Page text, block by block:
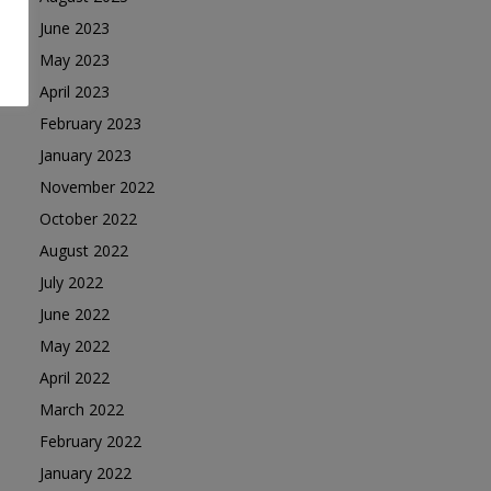
June 2023
May 2023
April 2023
February 2023
January 2023
November 2022
October 2022
August 2022
July 2022
June 2022
May 2022
April 2022
March 2022
February 2022
January 2022